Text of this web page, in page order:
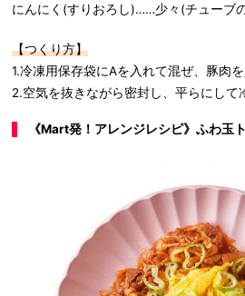
にんにく(すりおろし)……少々(チューブ
【つくり方】
1.冷凍用保存袋にAを入れて混ぜ、豚肉
2.空気を抜きながら密封し、平らにして
《Mart発！アレンジレシピ》ふわ玉